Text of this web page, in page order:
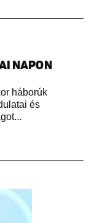
NAPON
háborúk
és